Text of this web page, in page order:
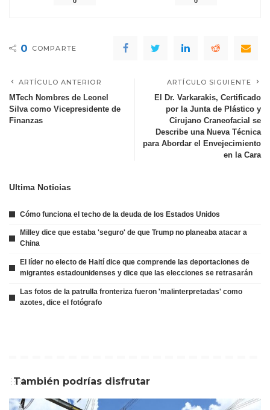
0 COMPARTE
ARTÍCULO ANTERIOR
MTech Nombres de Leonel
Silva como Vicepresidente de
Finanzas
ARTÍCULO SIGUIENTE
El Dr. Varkarakis, Certificado
por la Junta de Plástico y
Cirujano Craneofacial se
Describe una Nueva Técnica
para Abordar el Envejecimiento
en la Cara
Ultima Noticias
Cómo funciona el techo de la deuda de los Estados Unidos
Milley dice que estaba 'seguro' de que Trump no planeaba atacar a
China
El líder no electo de Haití dice que comprende las deportaciones de
migrantes estadounidenses y dice que las elecciones se retrasarán
Las fotos de la patrulla fronteriza fueron 'malinterpretadas' como
azotes, dice el fotógrafo
También podrías disfrutar